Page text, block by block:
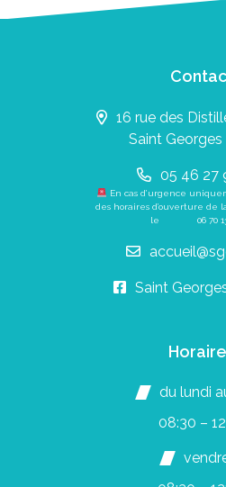
16 rue des
Saint Georges
05 46 27
En cas d’urgence
des horaires d’ouverture de
le 06 70
Saint
du lundi
08:30 –